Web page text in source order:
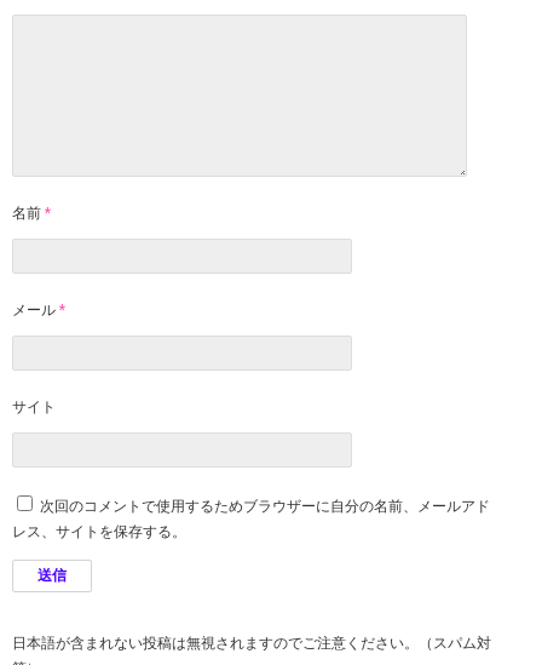
名前 *
メール *
サイト
次回のコメントで使用するためブラウザーに自分の名前、メールアド
レス、サイトを保存する。
日本語が含まれない投稿は無視されますのでご注意ください。（スパム対